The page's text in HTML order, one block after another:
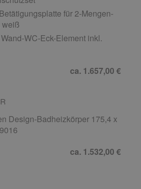
für 2-Mengen-
weiß
WC-Eck-Element inkl.
ca. 1.657,00 €
Design-Badheizkörper 175,4 x
ca. 1.532,00 €